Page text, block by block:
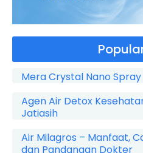
Mera Crystal Nano Spray
Agen Air Detox
Jatiasih
Air Milagros – Manfaat,
dan Pandangan Dokter